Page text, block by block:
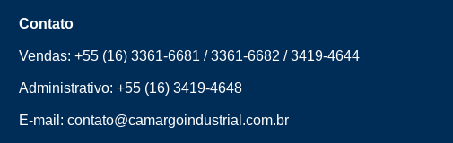
Contato
Vendas: +55 (16) 3361-6681 /3361-6682 /3419-4644
Administrativo: +55 (16) 3419-4648
E-mail: contato@camargoindustrial.com.br